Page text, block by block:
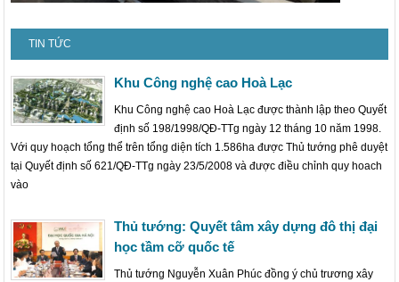
TIN TỨC
Khu Công nghệ cao Hoà Lạc
Khu Công nghệ cao Hoà Lạc được thành lập theo Quyết
định số 198/1998/QĐ-TTg ngày 12 tháng 10 năm 1998.
Với quy hoạch tổng thể trên tổng diện tích 1.586ha được Thủ tướng phê duyệt
tại Quyết định số 621/QĐ-TTg ngày 23/5/2008 và được điều chỉnh quy hoach
vào
Thủ tướng: Quyết tâm xây dựng đô thị đại
học tầm cỡ quốc tế
Thủ tướng Nguyễn Xuân Phúc đồng ý chủ trương xây